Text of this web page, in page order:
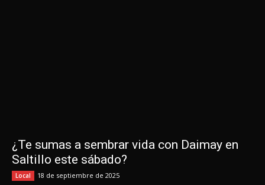
¿Te sumas a sembrar vida con Daimay en
Saltillo este sábado?
Local 18 de septiembre de 2025